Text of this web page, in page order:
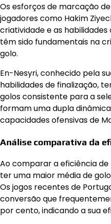
Os esforços de marcação
jogadores como Hakim
criatividade e as habilidades
têm sido fundamentais na
golo.
En-Nesyri, conhecido pela
habilidades de finalização,
golos consistente para a
formam uma dupla
capacidades ofensivas de
Análise comparativa da
Ao comparar a eficiência
ter uma maior média de
Os jogos recentes de
conversão que
por cento, indicando a sua